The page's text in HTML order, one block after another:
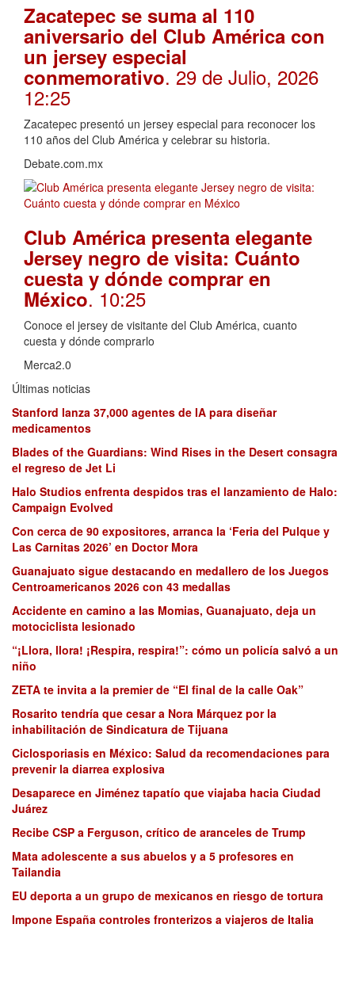
Zacatepec se suma al 110
aniversario del Club América con
un jersey especial
conmemorativo. 29 de Julio, 2026
12:25
Zacatepec presentó un jersey especial para reconocer los
110 años del Club América y celebrar su historia.
Debate.com.mx
Club América presenta elegante
Jersey negro de visita: Cuánto
cuesta y dónde comprar en
México. 10:25
Conoce el jersey de visitante del Club América, cuanto
cuesta y dónde comprarlo
Merca2.0
Últimas noticias
Stanford lanza 37,000 agentes de IA para diseñar
medicamentos
Blades of the Guardians: Wind Rises in the Desert consagra
el regreso de Jet Li
Halo Studios enfrenta despidos tras el lanzamiento de Halo:
Campaign Evolved
Con cerca de 90 expositores, arranca la ‘Feria del Pulque y
Las Carnitas 2026’ en Doctor Mora
Guanajuato sigue destacando en medallero de los Juegos
Centroamericanos 2026 con 43 medallas
Accidente en camino a las Momias, Guanajuato, deja un
motociclista lesionado
“¡Llora, llora! ¡Respira, respira!”: cómo un policía salvó a un
niño
ZETA te invita a la premier de “El final de la calle Oak”
Rosarito tendría que cesar a Nora Márquez por la
inhabilitación de Sindicatura de Tijuana
Ciclosporiasis en México: Salud da recomendaciones para
prevenir la diarrea explosiva
Desaparece en Jiménez tapatío que viajaba hacia Ciudad
Juárez
Recibe CSP a Ferguson, crítico de aranceles de Trump
Mata adolescente a sus abuelos y a 5 profesores en
Tailandia
EU deporta a un grupo de mexicanos en riesgo de tortura
Impone España controles fronterizos a viajeros de Italia